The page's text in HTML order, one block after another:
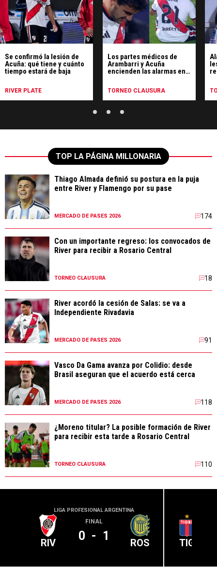
Se confirmó la lesión de
Acuña: qué tiene y cuánto
tiempo estará de baja
RIVER PLATE
Los partes médicos de
Arambarri y Acuña
encienden las alarmas en
TORNEO CLAUSURA
TOP LA PÁGINA MILLONARIA
Thiago Almada definió su postura en la puja
entre River y Flamengo por su pase
MERCADO DE PASES 2026 174
Con un importante regreso: los convocados de
River para recibir a Rosario Central
TORNEO CLAUSURA 18
River acordó la cesión de Salas: se va a
Independiente Rivadavia
MERCADO DE PASES 2026 91
Vasco Da Gama avanza por Colidio: desde
Brasil aseguran que el acuerdo está cerca
MERCADO DE PASES 2026 118
¿Moreno titular? La posible formación de River
para recibir esta tarde a Rosario Central
TORNEO CLAUSURA 110
LIGA PROFESIONAL ARGENTINA
RIV
FINAL
0 - 1 ROS TIG